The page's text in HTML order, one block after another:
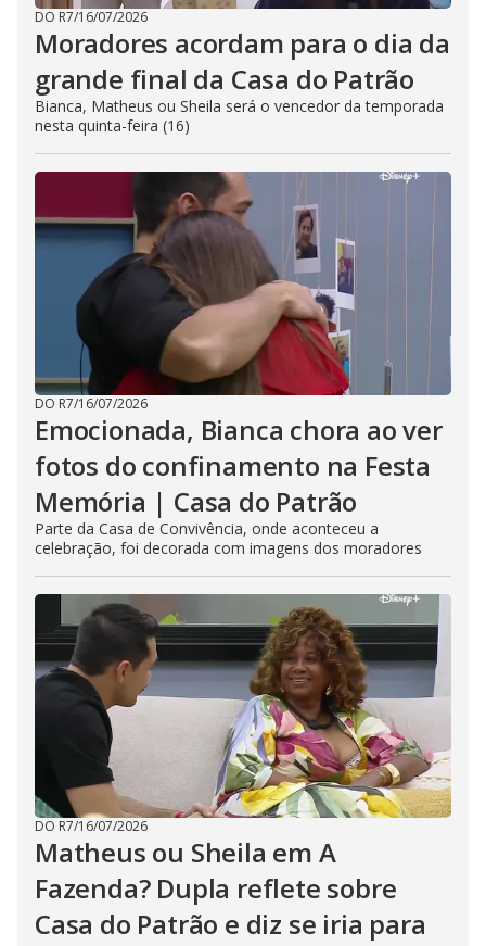
DO R7/16/07/2026
Moradores acordam para o dia da
grande final da Casa do Patrão
Bianca, Matheus ou Sheila será o vencedor da temporada
nesta quinta-feira (16)
DO R7/16/07/2026
Emocionada, Bianca chora ao ver
fotos do confinamento na Festa
Memória | Casa do Patrão
Parte da Casa de Convivência, onde aconteceu a
celebração, foi decorada com imagens dos moradores
DO R7/16/07/2026
Matheus ou Sheila em A
Fazenda? Dupla reflete sobre
Casa do Patrão e diz se iria para